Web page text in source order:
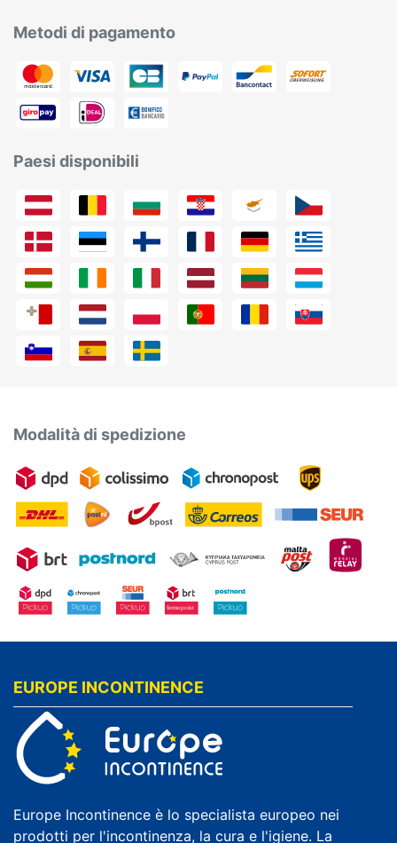
Metodi di pagamento
Paesi disponibili
Modalità di spedizione
EUROPE INCONTINENCE
Europe Incontinence è lo specialista europeo nei
prodotti per l'incontinenza, la cura e l'igiene. La